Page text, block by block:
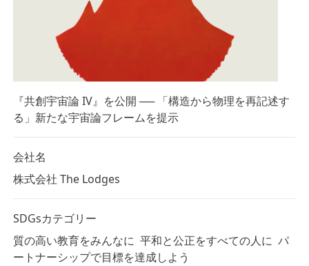
『共創宇宙論 IV』を公開 ── 「構造から物理を再記述す
る」新たな宇宙論フレームを提示
会社名
株式会社 The Lodges
SDGsカテゴリー
質の高い教育をみんなに 平和と公正をすべての人に パ
ートナーシップで目標を達成しよう